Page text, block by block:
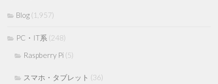
Blog (1,957)
PC・IT系 (248)
Raspberry Pi (5)
スマホ・タブレット (36)